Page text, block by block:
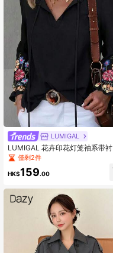
LUMIGAL
LUMIGAL 花卉印花灯笼袖系带衬
衫，长袖上衣
僅剩2件
HK$159.00